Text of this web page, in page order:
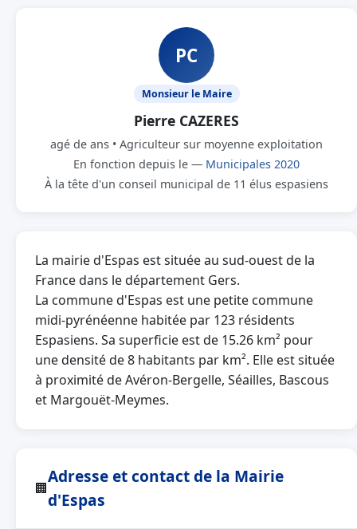
PC
Monsieur le Maire
Pierre CAZERES
agé de ans • Agriculteur sur moyenne exploitation
En fonction depuis le — Municipales 2020
À la tête d'un conseil municipal de 11 élus espasiens
La mairie d'Espas est située au sud-ouest de la
France dans le département Gers.
La commune d'Espas est une petite commune
midi-pyrénéenne habitée par 123 résidents
Espasiens. Sa superficie est de 15.26 km² pour
une densité de 8 habitants par km². Elle est située
à proximité de Avéron-Bergelle, Séailles, Bascous
et Margouët-Meymes.
🏢
Adresse et contact de la Mairie
d'Espas